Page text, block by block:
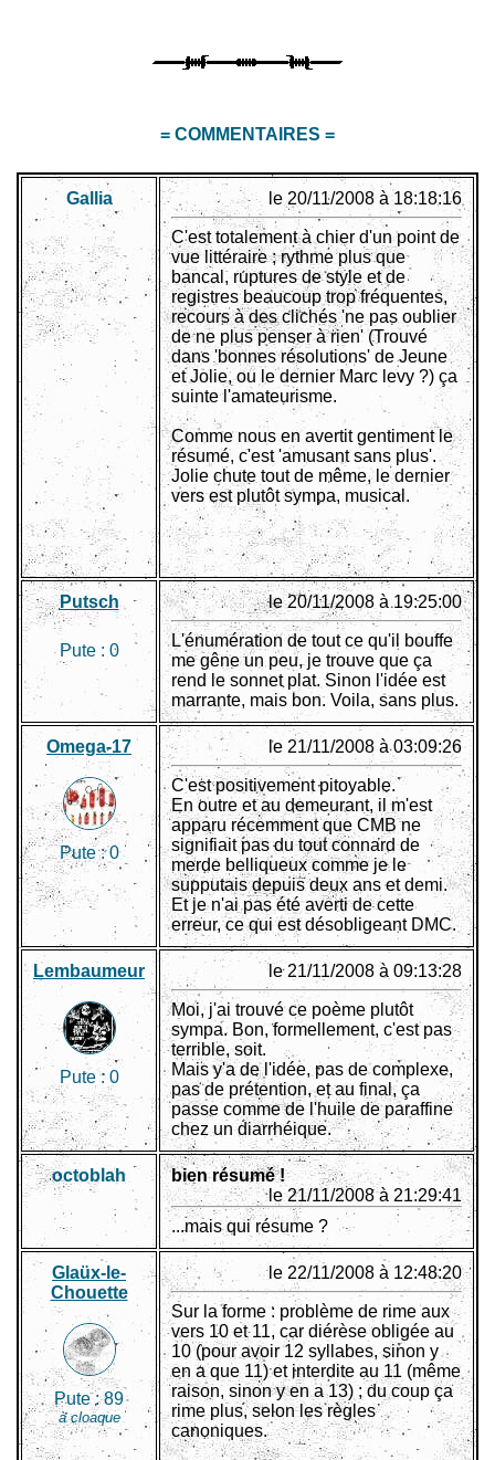
= COMMENTAIRES =
Gallia le 20/11/2008 à 18:18:16
C'est totalement à chier d'un point de
vue littéraire ; rythme plus que
bancal, ruptures de style et de
registres beaucoup trop fréquentes,
recours à des clichés 'ne pas oublier
de ne plus penser à rien' (Trouvé
dans 'bonnes résolutions' de Jeune
et Jolie, ou le dernier Marc levy ?) ça
suinte l'amateurisme.
Comme nous en avertit gentiment le
résumé, c'est 'amusant sans plus'.
Jolie chute tout de même, le dernier
vers est plutôt sympa, musical.
Putsch
Pute : 0
le 20/11/2008 à 19:25:00
L'énumération de tout ce qu'il bouffe
me gêne un peu, je trouve que ça
rend le sonnet plat. Sinon l'idée est
marrante, mais bon. Voila, sans plus.
Omega-17
Pute :0
le 21/11/2008 à 03:09:26
C'est positivement pitoyable.
En outre et au demeurant, il m'est
apparu récemment que CMB ne
signifiait pas du tout connard de
merde belliqueux comme je le
supputais depuis deux ans et demi.
Et je n'ai pas été averti de cette
erreur, ce qui est désobligeant DMC.
Lembaumeur
Pute :0
le 21/11/2008 à 09:13:28
Moi, j'ai trouvé ce poème plutôt
sympa. Bon, formellement, c'est pas
terrible, soit.
Mais y'a de l'idée, pas de complexe,
pas de prétention, et au final, ça
passe comme de l'huile de paraffine
chez un diarrhéique.
octoblah
bien résumé !
le 21/11/2008 à 21:29:41
...mais qui résume ?
Glaüx-le-
Chouette
Pute :89
à cloaque
le 22/11/2008 à 12:48:20
Sur la forme : problème de rime aux
vers 10 et 11, car diérèse obligée au
10 (pour avoir 12 syllabes, sinon y
en a que 11) et interdite au 11 (même
raison, sinon y en a 13) ; du coup ça
rime plus, selon les règles
canoniques.